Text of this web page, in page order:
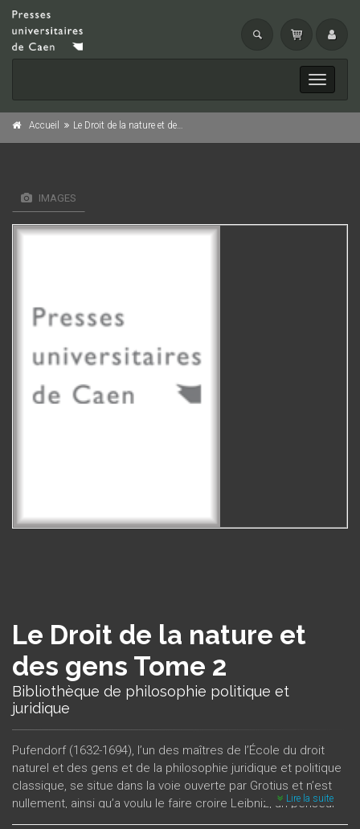
Toggle
Accueil Le Droit de la nature et des gens Tome 2
IMAGES
Le Droit de la nature et
des gens Tome 2
Bibliothèque de philosophie politique et
juridique
Pufendorf (1632-1694), l’un des maîtres de l’École du droit
naturel et des gens et de la philosophie juridique et politique
classique, se situe dans la voie ouverte par Grotius et n’est
nullement, ainsi qu’a voulu le faire croire Leibniz, un penseur
de second ordre. Burlamaqui, Diderot et Rousseau l’ont
Lire la suite